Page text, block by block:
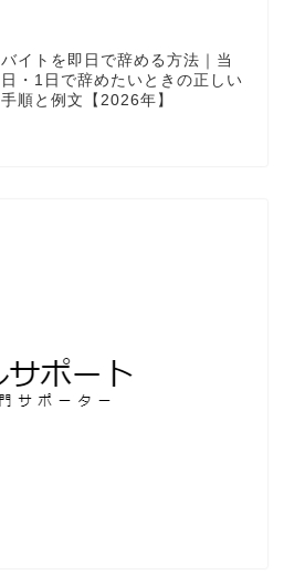
バイトを即日で辞める方法｜当
日・1日で辞めたいときの正しい
手順と例文【2026年】